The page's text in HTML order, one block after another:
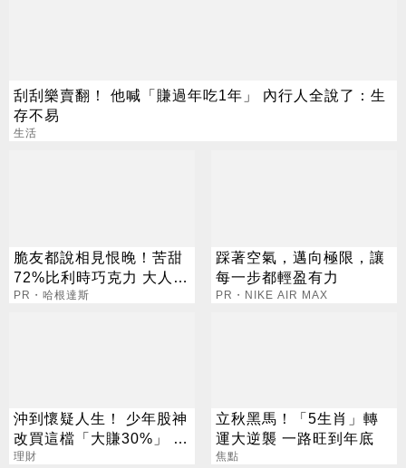
刮刮樂賣翻！ 他喊「賺過年吃1年」 內行人全說了：生
存不易
生活
脆友都說相見恨晚！苦甜
72%比利時巧克力 大人味
爆紅！
PR・哈根達斯
踩著空氣，邁向極限，讓
每一步都輕盈有力
PR・NIKE AIR MAX
沖到懷疑人生！ 少年股神
改買這檔「大賺30%」 網
讚：打不贏就加入
理財
立秋黑馬！「5生肖」轉
運大逆襲 一路旺到年底
焦點